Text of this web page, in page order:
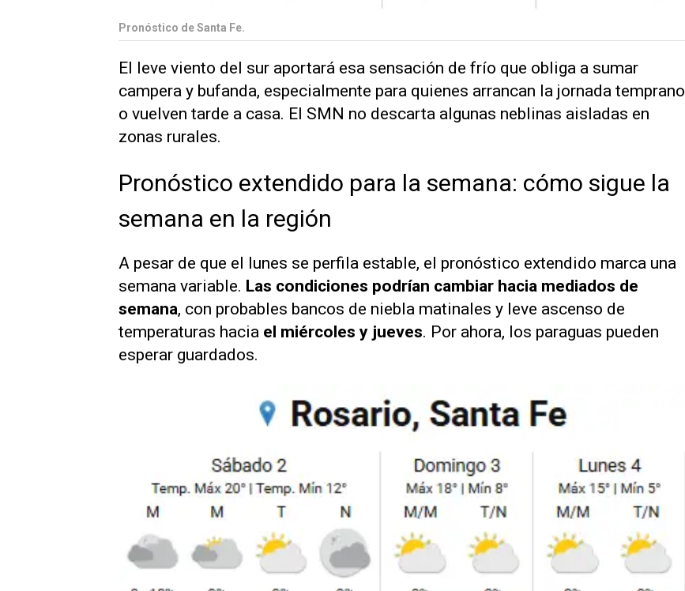
Pronóstico de Santa Fe.
El leve viento del sur aportará esa sensación de frío que obliga a sumar
campera y bufanda, especialmente para quienes arrancan la jornada temprano
o vuelven tarde a casa. El SMN no descarta algunas neblinas aisladas en
zonas rurales.
Pronóstico extendido para la semana: cómo sigue la
semana en la región
A pesar de que el lunes se perfila estable, el pronóstico extendido marca una
semana variable. Las condiciones podrían cambiar hacia mediados de
semana, con probables bancos de niebla matinales y leve ascenso de
temperaturas hacia el miércoles y jueves. Por ahora, los paraguas pueden
esperar guardados.